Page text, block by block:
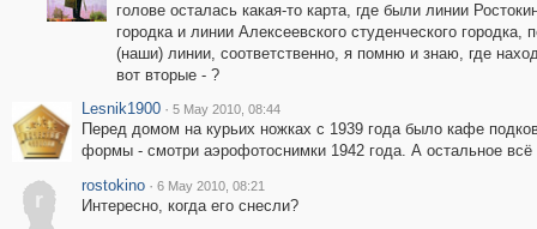
голове осталась какая-то карта, где были линии
городка и линии Алексеевского студенческого городка,
(наши) линии, соответственно, я помню и знаю, где
вот вторые - ?
Lesnik1900 · 5 May 2010, 08:44
Перед домом на курьих ножках с 1939 года было кафе
формы - смотри аэрофотоснимки 1942 года. А остальное всё
r
rostokino · 6 May 2010, 08:21
Интересно, когда его снесли?